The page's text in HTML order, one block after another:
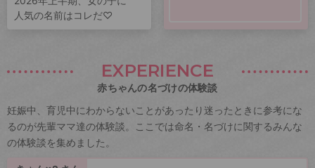
人気の名前はコレだ♡
EXPERIENCE
赤ちゃんの名づけの体験談
妊娠中、育児中にわからないことがあったり迷ったときに参考にな
るのが先輩ママ達の体験談。ここでは命名・名づけに関するみんな
の体験談を集めました。